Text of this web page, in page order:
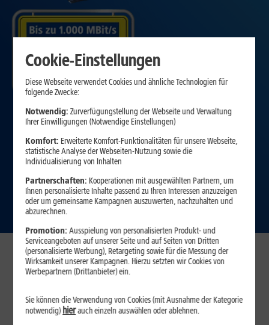
Zum Angebot
Verfügbarkeit prüfen
Cookie-Einstellungen
Diese Webseite verwendet Cookies und ähnliche Technologien für
folgende Zwecke:
Notwendig: Zurverfügungstellung der Webseite und Verwaltung
Ihrer Einwilligungen (Notwendige Einstellungen)
Komfort: Erweiterte Komfort-Funktionalitäten für unsere Webseite,
statistische Analyse der Webseiten-Nutzung sowie die
Individualisierung von Inhalten
Partnerschaften: Kooperationen mit ausgewählten Partnern, um
Ihnen personalisierte Inhalte passend zu Ihren Interessen anzuzeigen
oder um gemeinsame Kampagnen auszuwerten, nachzuhalten und
abzurechnen.
Promotion:Ausspielung von personalisierten Produkt- und
Serviceangeboten auf unserer Seite und auf Seiten von Dritten
(personalisierte Werbung), Retargeting sowie für die Messung der
Wirksamkeit unserer Kampagnen. Hierzu setzten wir Cookies von
Werbepartnern (Drittanbieter) ein.
Sie können die Verwendung von Cookies (mit Ausnahme der Kategorie
notwendig)hierauch einzeln auswählen oder ablehnen.